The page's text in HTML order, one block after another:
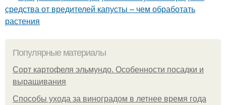
средства от вредителей капусты – чем обработать
растения
Популярные материалы
Сорт картофеля эльмундо. Особенности посадки и
выращивания
Способы ухода за виноградом в летнее время года